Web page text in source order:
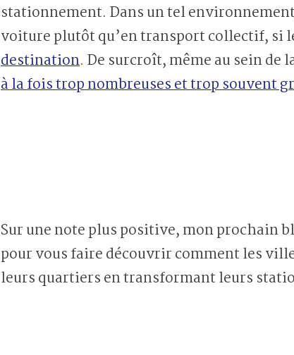
stationnement. Dans un tel
voiture plutôt qu’en transport collectif, si
destination. De surcroît, même au sein de
à la fois trop nombreuses et trop souvent
Sur une note plus positive, mon prochain
pour vous faire découvrir comment les
leurs quartiers en transformant leurs